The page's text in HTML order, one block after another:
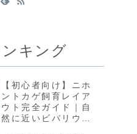
キング
【初心者向け】ニホ
ントカゲ飼育レイア
ウト完全ガイド｜自
然に近いビバリウム